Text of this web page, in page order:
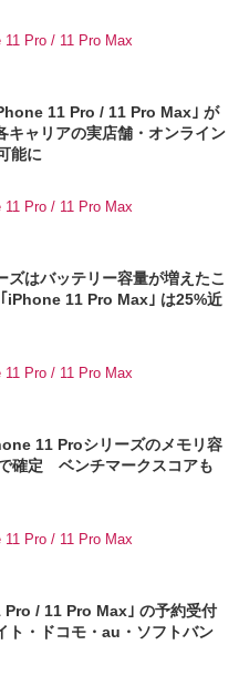
11 Pro / 11 Pro Max
11 Pro / 11 Pro Max｣ が
ャリアの実店舗・オンライン
能に
11 Pro / 11 Pro Max
はバッテリー容量が増えたこ
iPhone 11 Pro Max｣ は25%近
11 Pro / 11 Pro Max
11 Proシリーズのメモリ容
確定 ベンチマークスコアも
11 Pro / 11 Pro Max
Pro / 11 Pro Max｣ の予約受付
ト・ドコモ・au・ソフトバン